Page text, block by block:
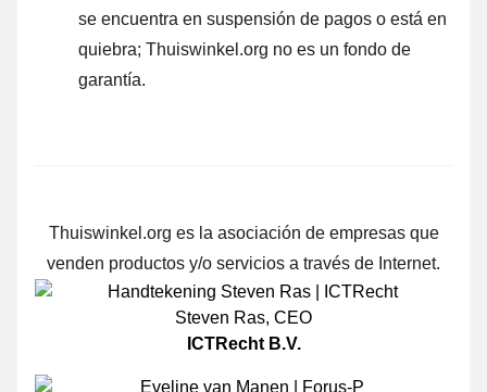
se encuentra en suspensión de pagos o está en
quiebra; Thuiswinkel.org no es un fondo de
garantía.
Thuiswinkel.org es la asociación de empresas que
venden productos y/o servicios a través de Internet.
Steven Ras, CEO
ICTRecht B.V.